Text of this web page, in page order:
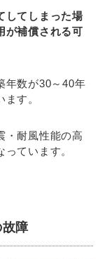
してしまった場
が補償される可
年数が30～40年
す。
・耐風性能の高
ています。
障